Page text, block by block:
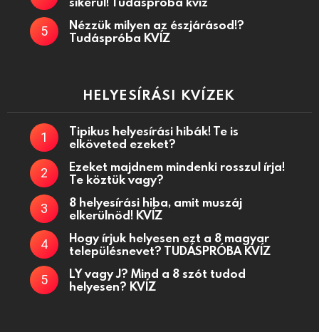
Nézzük milyen az észjárásod!?
Tudáspróba KVÍZ
HELYESÍRÁSI KVÍZEK
Tipikus helyesírási hibák! Te is
elköveted ezeket?
Ezeket majdnem mindenki rosszul írja!
Te köztük vagy?
8 helyesírási hiba, amit muszáj
elkerülnöd! KVÍZ
Hogy írjuk helyesen ezt a 8 magyar
településnevet? TUDÁSPRÓBA KVÍZ
LY vagy J? Mind a 8 szót tudod
helyesen? KVÍZ